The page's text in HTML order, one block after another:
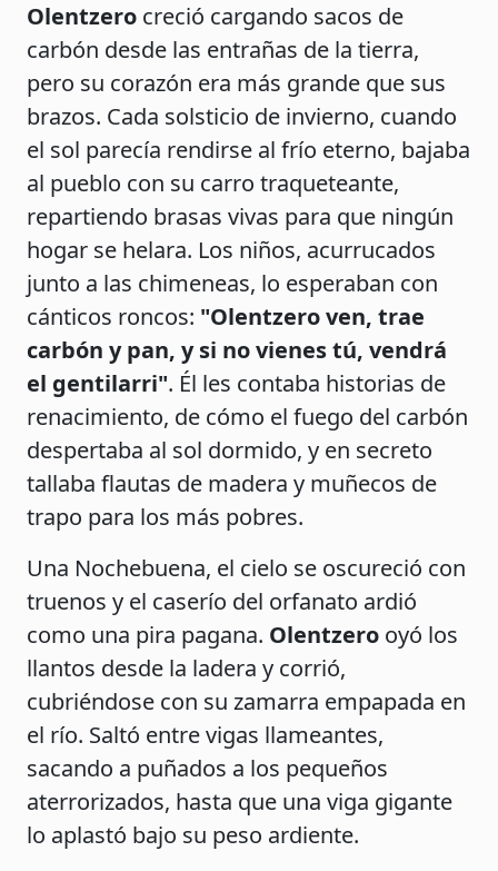
Olentzero creció cargando sacos de
carbón desde las entrañas de la tierra,
pero su corazón era más grande que sus
brazos. Cada solsticio de invierno, cuando
el sol parecía rendirse al frío eterno, bajaba
al pueblo con su carro traqueteante,
repartiendo brasas vivas para que ningún
hogar se helara. Los niños, acurrucados
junto a las chimeneas, lo esperaban con
cánticos roncos: "Olentzero ven, trae
carbón y pan, y si no vienes tú, vendrá
el gentilarri". Él les contaba historias de
renacimiento, de cómo el fuego del carbón
despertaba al sol dormido, y en secreto
tallaba flautas de madera y muñecos de
trapo para los más pobres.
Una Nochebuena, el cielo se oscureció con
truenos y el caserío del orfanato ardió
como una pira pagana. Olentzero oyó los
llantos desde la ladera y corrió,
cubriéndose con su zamarra empapada en
el río. Saltó entre vigas llameantes,
sacando a puñados a los pequeños
aterrorizados, hasta que una viga gigante
lo aplastó bajo su peso ardiente.